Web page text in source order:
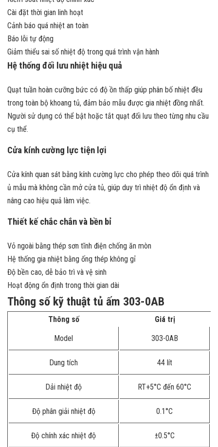
Cài đặt thời gian linh hoạt
Cảnh báo quá nhiệt an toàn
Báo lỗi tự động
Giảm thiểu sai số nhiệt độ trong quá trình vận hành
Hệ thống đối lưu nhiệt hiệu quả
Quạt tuần hoàn cưỡng bức có độ ồn thấp giúp phân bố nhiệt đều
trong toàn bộ khoang tủ, đảm bảo mẫu được gia nhiệt đồng nhất.
Người sử dụng có thể bật hoặc tắt quạt đối lưu theo từng nhu cầu
cụ thể.
Cửa kính cường lực tiện lợi
Cửa kính quan sát bằng kính cường lực cho phép theo dõi quá trình
ủ mẫu mà không cần mở cửa tủ, giúp duy trì nhiệt độ ổn định và
nâng cao hiệu quả làm việc.
Thiết kế chắc chắn và bền bỉ
Vỏ ngoài bằng thép sơn tĩnh điện chống ăn mòn
Hệ thống gia nhiệt bằng ống thép không gỉ
Độ bền cao, dễ bảo trì và vệ sinh
Hoạt động ổn định trong thời gian dài
Thông số kỹ thuật tủ ấm 303-0AB
Thông số Giá trị
Model 303-0AB
Dung tích 44 lít
Dải nhiệt độ RT+5°C đến 60°C
Độ phân giải nhiệt độ 0.1°C
Độ chính xác nhiệt độ ±0.5°C